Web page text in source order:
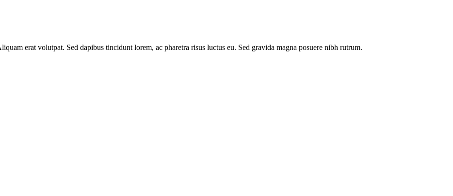
erat volutpat. Sed dapibus tincidunt lorem, ac pharetra risus luctus eu. Sed gravida magna posuere nibh rutrum.